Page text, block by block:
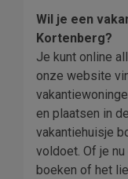
Wil je een
Kortenberg?
Je kunt online
onze website
en plaatsen in
vakantiehuisje
voldoet. Of je
boeken of het